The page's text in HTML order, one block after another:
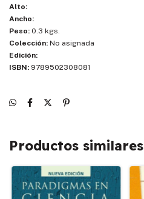
Alto:
Ancho:
Peso: 0.3 kgs.
Colección: No asignada
Edición:
ISBN: 9789502308081
Productos similares